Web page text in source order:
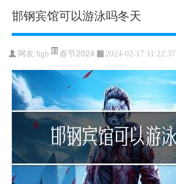
邯钢宾馆可以游泳吗冬天
网友:hgb 春节2024 2024-02-17 11:22:37